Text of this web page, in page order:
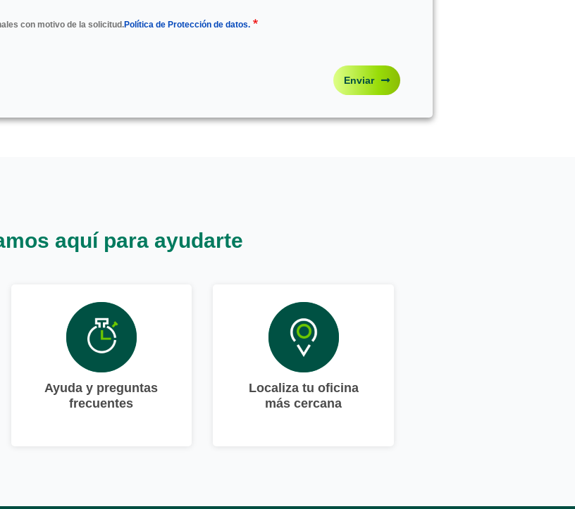
con motivo de la solicitud.Política de Protección de datos.
Enviar
aquí para ayudarte
Ayuda y preguntas
frecuentes
Localiza tu oficina
más cercana